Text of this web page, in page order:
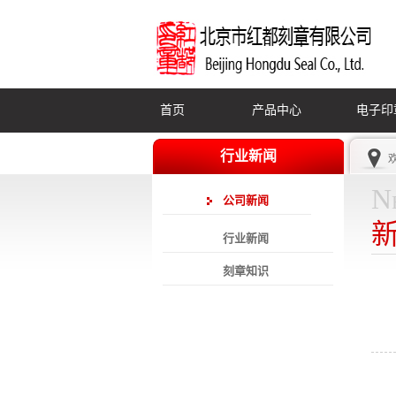
首页 产品中心 电子印
行业新闻
公司新闻
行业新闻
刻章知识